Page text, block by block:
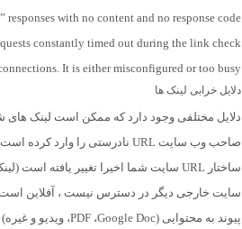
responses with no content and no response code
constantly timed out during the link check
It is either misconfigured or too busy.
دلایل خرابی لینک ها
دلایل مختلفی وجود دارد که ممکن است لینک های
صاحب وب سایت URL نادرستی را وارد کرده است (غلط املایی، اشتباه تایپ شده و غیره).
ساختار URL سایت شما اخیرا تغییر یافته است (لینک های ثابت) بدون تغییر مسیر و باعث
سایت خارجی دیگر در دسترس نیست ، آفلاین
پیوند به محتوایی (PDF ،Google Doc، ویدیو و غیره) که منتقل شده یا حذف شده است.